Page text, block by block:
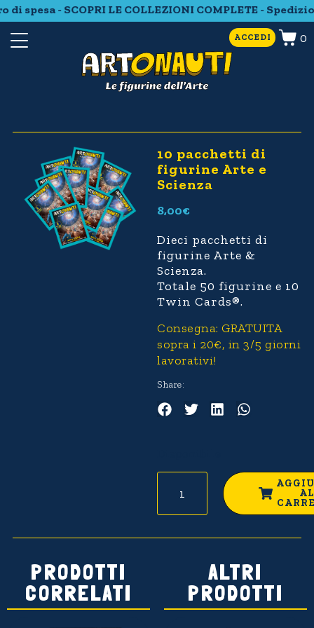
- SCOPRI LE COLLEZIONI COMPLETE -
ACCEDI 0
10 pacchetti di
figurine Arte e
Scienza
8,00€
Dieci pacchetti di
figurine Arte &
Scienza.
Totale 50 figurine e 10
Twin Cards®.
Consegna: GRATUITA
sopra i 20€, in 3/5 giorni
lavorativi!
Share:
AL
PRODOTTI
CORRELATI
ALTRI
PRODOTTI